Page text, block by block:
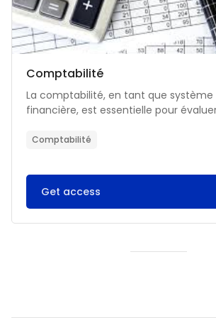
Catégorie de cours
Nom du cours
Comptabilité
Résumé du cours :
La comptabilité, en tant que
financière, est essentielle pour
Comptabilité
Get access